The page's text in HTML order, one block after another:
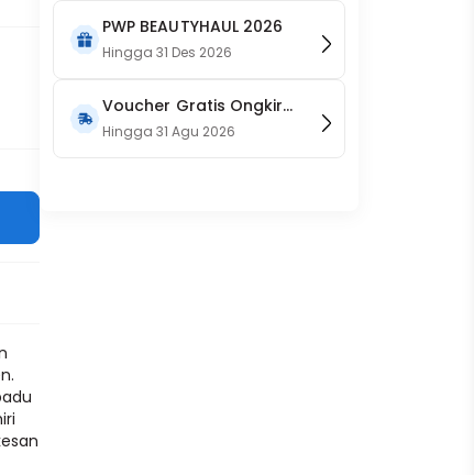
PWP BEAUTYHAUL 2026
Hingga31 Des 2026
Voucher Gratis Ongkir
15RB (Only on Website)
Hingga31 Agu 2026